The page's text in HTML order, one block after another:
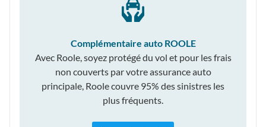
Complémentaire auto ROOLE
Avec Roole, soyez protégé du vol et pour les frais
non couverts par votre assurance auto
principale, Roole couvre 95% des sinistres les
plus fréquents.